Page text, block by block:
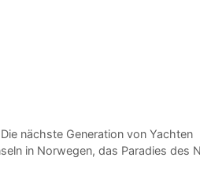
nächste Generation von Yachten
in Norwegen, das Paradies des